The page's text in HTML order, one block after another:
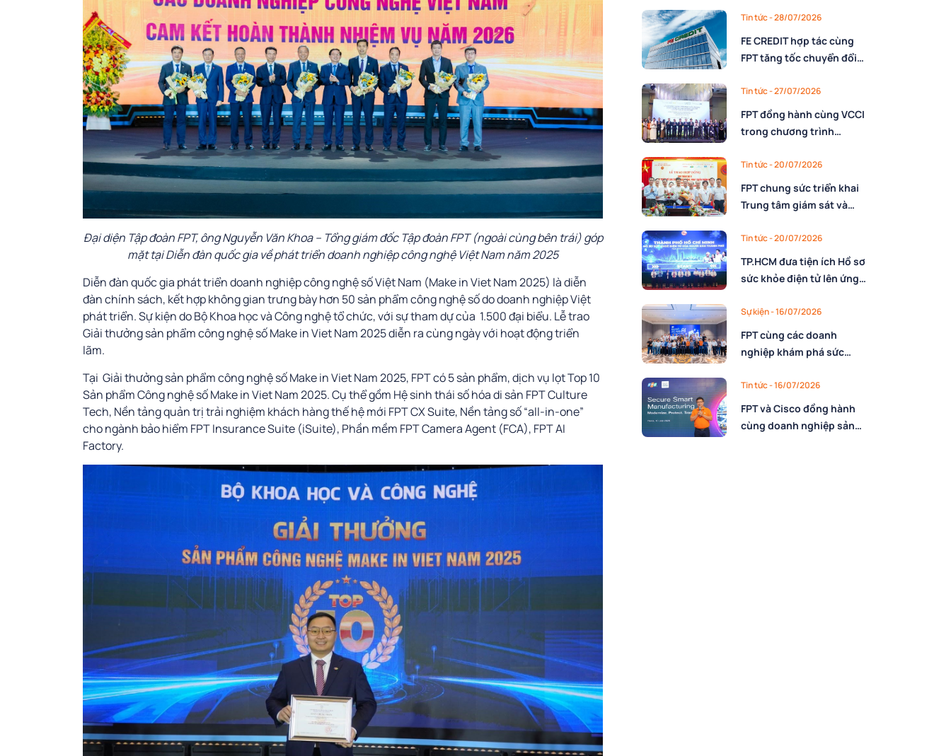
Đại diện Tập đoàn FPT, ông Nguyễn Văn Khoa – Tổng giám đốc Tập đoàn FPT (ngoài cùng bên trái) góp
mặt tại Diễn đàn quốc gia về phát triển doanh nghiệp công nghệ Việt Nam năm 2025
Diễn đàn quốc gia phát triển doanh nghiệp công nghệ số Việt Nam (Make in Viet Nam 2025) là diễn
đàn chính sách, kết hợp không gian trưng bày hơn 50 sản phẩm công nghệ số do doanh nghiệp Việt
phát triển. Sự kiện do Bộ Khoa học và Công nghệ tổ chức, với sự tham dự của 1.500 đại biểu. Lễ trao
Giải thưởng sản phẩm công nghệ số Make in Viet Nam 2025 diễn ra cùng ngày với hoạt động triển
lãm.
Tại Giải thưởng sản phẩm công nghệ số Make in Viet Nam 2025, FPT có 5 sản phẩm, dịch vụ lọt Top 10
Sản phẩm Công nghệ số Make in Viet Nam 2025. Cụ thể gồm Hệ sinh thái số hóa di sản FPT Culture
Tech, Nền tảng quản trị trải nghiệm khách hàng thế hệ mới FPT CX Suite, Nền tảng số “all-in-one”
cho ngành bảo hiểm FPT Insurance Suite (iSuite), Phần mềm FPT Camera Agent (FCA), FPT AI
Factory.
nền tảng AI
Tin tức- 28/07/2026
FE CREDIT hợp tác cùng
FPT tăng tốc chuyển đổi
nhân lực
Tin tức- 27/07/2026
FPT đồng hành cùng VCCI
trong chương trình
nguyên mới
Tin tức- 20/07/2026
FPT chung sức triển khai
Trung tâm giám sát và
cho Cục Dự trữ Nhà nước,
Bộ Tài chính
Tin tức- 20/07/2026
TP.HCM đưa tiện ích Hồ sơ
sức khỏe điện tử lên ứng
đồng hành triển khai của
FPT
Sự kiện- 16/07/2026
FPT cùng các doanh
nghiệp khám phá sức
lực vận hành
Tin tức- 16/07/2026
FPT và Cisco đồng hành
cùng doanh nghiệp sản